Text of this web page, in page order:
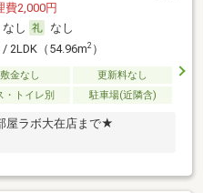
費2,000円
なし
なし
/ 2LDK（54.96m2）
敷金なし
更新料なし
・トイレ別 駐車場(近隣含)
屋ラボ大在店まで★